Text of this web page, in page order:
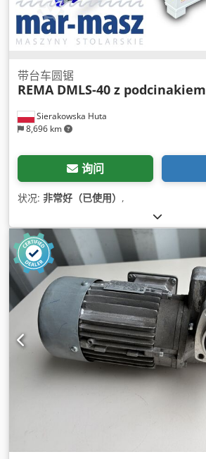
Sierakowska Huta
8,696 km
带台车圆锯
REMA DMLS-40 z podcinakiem
询问
状况: 非常好（已使用） ,